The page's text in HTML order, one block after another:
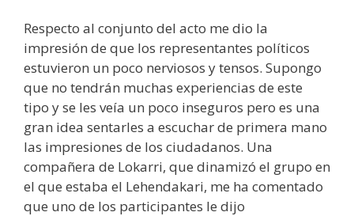
Respecto al conjunto del acto me dio la
impresión de que los representantes políticos
estuvieron un poco nerviosos y tensos. Supongo
que no tendrán muchas experiencias de este
tipo y se les veía un poco inseguros pero es una
gran idea sentarles a escuchar de primera mano
las impresiones de los ciudadanos. Una
compañera de Lokarri, que dinamizó el grupo en
el que estaba el Lehendakari, me ha comentado
que uno de los participantes le dijo